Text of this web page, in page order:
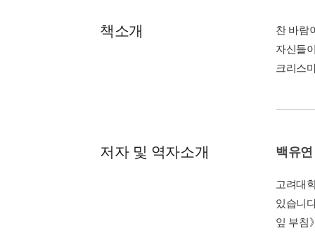
책소개
찬 바람
자신들
크리스
저자 및 역자소개 백유연
고려대
있습니
잎 부침